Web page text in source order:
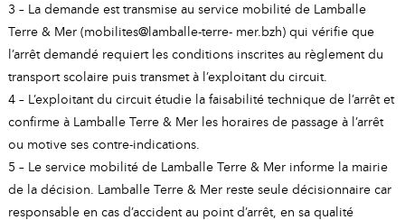
3 – La demande est transmise au service mobilité de Lamballe
Terre & Mer (mobilites@lamballe-terre- mer.bzh) qui vérifie que
l’arrêt demandé requiert les conditions inscrites au règlement du
transport scolaire puis transmet à l’exploitant du circuit.
4 – L’exploitant du circuit étudie la faisabilité technique de l’arrêt et
confirme à Lamballe Terre & Mer les horaires de passage à l’arrêt
ou motive ses contre-indications.
5 – Le service mobilité de Lamballe Terre & Mer informe la mairie
de la décision. Lamballe Terre & Mer reste seule décisionnaire car
responsable en cas d’accident au point d’arrêt, en sa qualité